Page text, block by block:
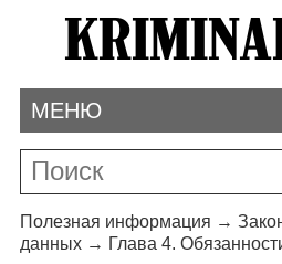
МЕНЮ
Полезная информация →
данных→ Глава 4.